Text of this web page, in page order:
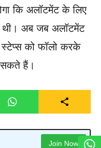
कि अलॉटमेंट के लिए
थी। अब जब अलॉटमेंट
को फॉलो करके
हैं।
Join Now